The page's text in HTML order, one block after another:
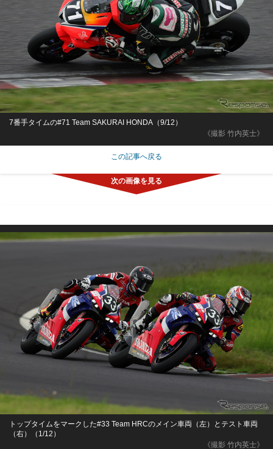
《撮影 竹内英士》
7番手タイムの#71 Team SAKURAI HONDA（9/12）
この記事へ戻る
《撮影 竹内英士》
トップタイムをマークした#33 Team HRCのメイン車両（左）とテスト車両
（右）（1/12）